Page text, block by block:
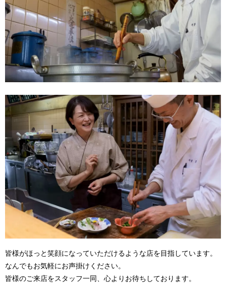
皆様がほっと笑顔になっていただけるような店を目指しています。
なんでもお気軽にお声掛けください。
皆様のご来店をスタッフ一同、心よりお待ちしております。